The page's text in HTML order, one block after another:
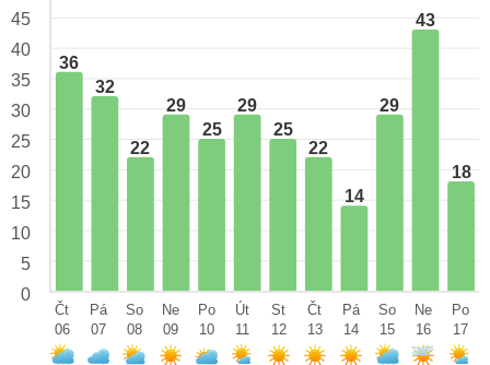
36
32
22
29
25
29
25
22
14
29
43
18
45
40
35
30
25
20
15
10
5
0
Čt
06
Pá
07
So
08
Ne
09
Po
10
Út
11
St
12
Čt
13
Pá
14
So
15
Ne
16
Po
17